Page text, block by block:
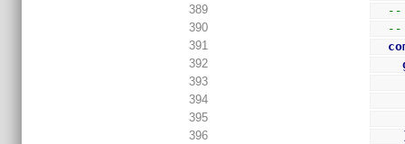
389
--
390
391
392
393
394
395
396